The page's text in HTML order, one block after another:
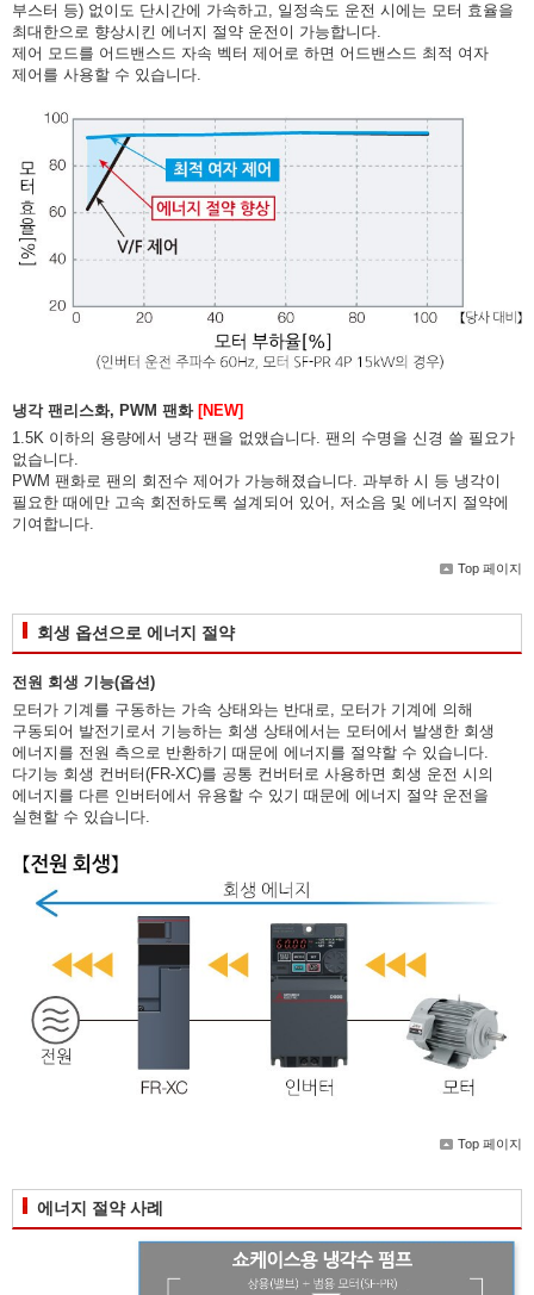
부스터 등) 없이도 단시간에 가속하고, 일정속도 운전 시에는 모터 효율을
최대한으로 향상시킨 에너지 절약 운전이 가능합니다.
제어 모드를 어드밴스드 자속 벡터 제어로 하면 어드밴스드 최적 여자
제어를 사용할 수 있습니다.
냉각 팬리스화, PWM 팬화 [NEW]
1.5K 이하의 용량에서 냉각 팬을 없앴습니다. 팬의 수명을 신경 쓸 필요가
없습니다.
PWM 팬화로 팬의 회전수 제어가 가능해졌습니다. 과부하 시 등 냉각이
필요한 때에만 고속 회전하도록 설계되어 있어, 저소음 및 에너지 절약에
기여합니다.
Top 페이지
회생 옵션으로 에너지 절약
전원 회생 기능(옵션)
모터가 기계를 구동하는 가속 상태와는 반대로, 모터가 기계에 의해
구동되어 발전기로서 기능하는 회생 상태에서는 모터에서 발생한 회생
에너지를 전원 측으로 반환하기 때문에 에너지를 절약할 수 있습니다.
다기능 회생 컨버터(FR-XC)를 공통 컨버터로 사용하면 회생 운전 시의
에너지를 다른 인버터에서 유용할 수 있기 때문에 에너지 절약 운전을
실현할 수 있습니다.
Top 페이지
에너지 절약 사례